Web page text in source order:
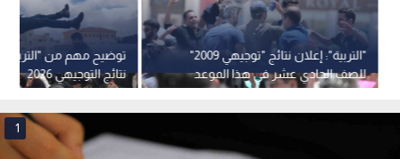
توضيح مهم من
نتائج التوجيهي 2026
"التربية": إعلان نتائج "توجيهي 2009"
للصف الحادي عشر في هذا الموعد
1